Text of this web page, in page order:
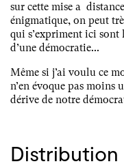
sur cette mise a
énigmatique, on peut
qui s’expriment ici sont
d’une démocratie...
Même si j’ai voulu ce
n’en évoque pas moins
dérive de notre
Distribution